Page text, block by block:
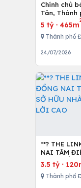
Chính chủ
Tân, Thành
5 tỷ · 465m
Thành phố
24/07/2026
**? THE
NAI TÂM ĐIỂM ĐẦU TƯ MỚI - SỞ HỮU
NHÀ PHỐ &
3.5 tỷ ·
Thành phố